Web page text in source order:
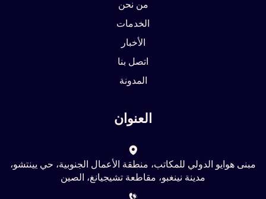
من نحن
الخدمات
الأخبار
اتصل بنا
المدونة
العنوان
مبنى هوايو الدولي للمكاتب، منطقة الأعمال الجنوبية، حي يينتشو،
مدينة نينغبو، مقاطعة تشيجيانغ، الصين